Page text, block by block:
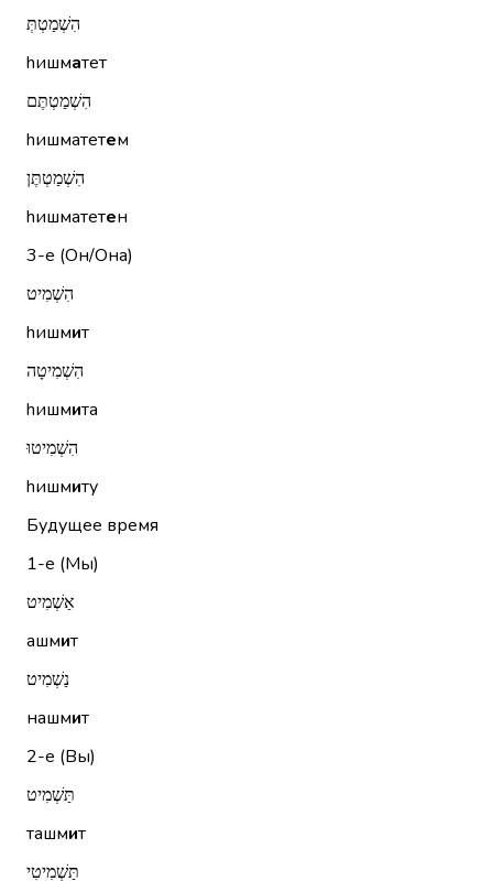
הִשְׁמַטְתְּ
hишматет
הִשְׁמַטְתֶּם
hишматетем
הִשְׁמַטְתֶּן
hишматетен
3-е (Он/Она)
הִשְׁמִיט
hишмит
הִשְׁמִיטָה
hишмита
הִשְׁמִיטוּ
hишмиту
Будущее время
1-е (Мы)
אַשְׁמִיט
ашмит
נַשְׁמִיט
нашмит
2-е (Вы)
תַּשְׁמִיט
ташмит
תַּשְׁמִיטִי